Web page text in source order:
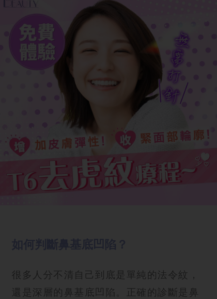
很多人分不清自己到底是單純的法令紋，
還是深層的鼻基底凹陷。正確的診斷是鼻